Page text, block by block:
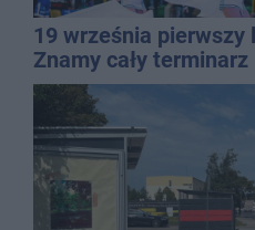
19 września pierwszy
Znamy cały terminarz